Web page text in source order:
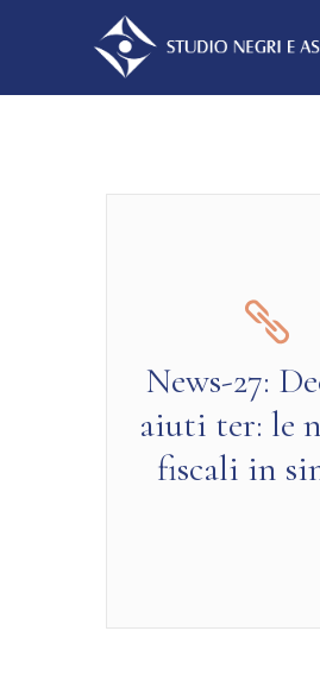
News-27:
aiuti ter: le
fiscali in